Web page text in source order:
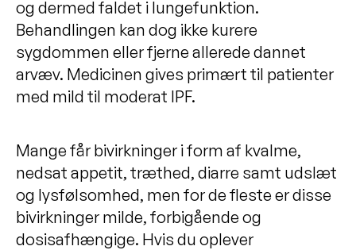
og dermed faldet i lungefunktion.
Behandlingen kan dog ikke kurere
sygdommen eller fjerne allerede dannet
arvæv. Medicinen gives primært til patienter
med mild til moderat IPF.
Mange får bivirkninger i form af kvalme,
nedsat appetit, træthed, diarre samt udslæt
og lysfølsomhed, men for de fleste er disse
bivirkninger milde, forbigående og
dosisafhængige. Hvis du oplever